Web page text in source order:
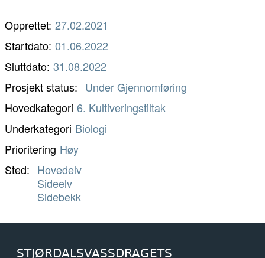
Opprettet: 27.02.2021
Startdato: 01.06.2022
Sluttdato: 31.08.2022
Prosjekt status
Under Gjennomføring
Hovedkategori 6. Kultiveringstiltak
Underkategori Biologi
Prioritering Høy
Sted
Hovedelv
Sideelv
Sidebekk
STJØRDALSVASSDRAGETS